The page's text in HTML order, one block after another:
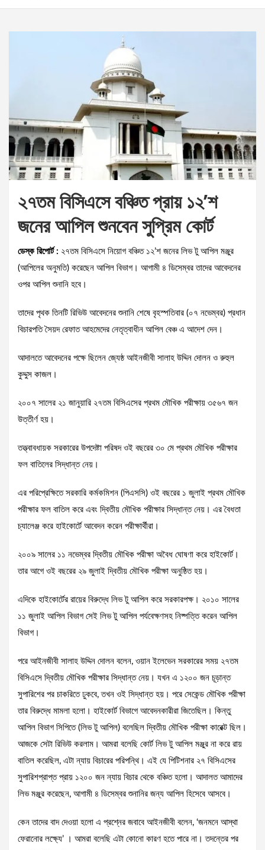
২৭তম বিসিএসে বঞ্চিত প্রায় ১২’শ
জনের আপিল শুনবেন সুপ্রিম কোর্ট
ডেস্ক রিপোর্ট : ২৭তম বিসিএসে নিয়োগ বঞ্চিত ১২’শ জনের লিভ টু আপিল মঞ্জুর
(আপিলের অনুমতি) করেছেন আপিল বিভাগ। আগামী ৪ ডিসেম্বর তাদের আবেদনের
ওপর আপিল শুনানি হবে।
তাদের পৃথক তিনটি রিভিউ আবেদনের শুনানি শেষে বৃহস্পতিবার (০৭ নভেম্বর) প্রধান
বিচারপতি সৈয়দ রেফাত আহমেদের নেতৃত্বাধীন আপিল বেঞ্চ এ আদেশ দেন।
আদালতে আবেদনের পক্ষে ছিলেন জ্যেষ্ঠ আইনজীবী সালাহ উদ্দিন দোলন ও রুহুল
কুদ্দুস কাজল।
২০০৭ সালের ২১ জানুয়ারি ২৭তম বিসিএসের প্রথম মৌখিক পরীক্ষায় ৩৫৬৭ জন
উত্তীর্ণ হয়।
তত্ত্বাবধায়ক সরকারের উপদেষ্টা পরিষদ ওই বছরের ৩০ মে প্রথম মৌখিক পরীক্ষার
ফল বাতিলের সিদ্ধান্ত নেয়।
এর পরিপ্রেক্ষিতে সরকারি কর্মকমিশন (পিএসসি) ওই বছরের ১ জুলাই প্রথম মৌখিক
পরীক্ষার ফল বাতিল করে এবং দ্বিতীয় মৌখিক পরীক্ষার সিদ্ধান্ত নেয়। এর বৈধতা
চ্যালেঞ্জ করে হাইকোর্টে আবেদন করেন পরীক্ষার্থীরা।
২০০৯ সালের ১১ নভেম্বর দ্বিতীয় মৌখিক পরীক্ষা অবৈধ ঘোষণা করে হাইকোর্ট।
তার আগে ওই বছরের ২৯ জুলাই দ্বিতীয় মৌখিক পরীক্ষা অনুষ্ঠিত হয়।
এদিকে হাইকোর্টের রায়ের বিরুদ্ধে লিভ টু আপিল করে সরকারপক্ষ। ২০১০ সালের
১১ জুলাই আপিল বিভাগ সেই লিভ টু আপিল পর্যবেক্ষণসহ নিষ্পত্তি করেন আপিল
বিভাগ।
পরে আইনজীবী সালাহ উদ্দিন দোলন বলেন, ওয়ান ইলেভেন সরকারের সময় ২৭তম
বিসিএসে দ্বিতীয় মৌখিক পরীক্ষার সিদ্ধান্ত নেয়। যখন এ ১২০০ জন চূড়ান্ত
সুপারিশের পর চাকরিতে ঢুকবে, তখন ওই সিদ্ধান্ত হয়। পরে সেকেন্ড মৌখিক পরীক্ষা
তার বিরুদ্ধে মামলা হলো। হাইকোর্ট বিভাগে আবেদনকারীরা জিতেছিল। কিন্তু
আপিল বিভাগ সিপিতে (লিভ টু আপিল) বলেছিল দ্বিতীয় মৌখিক পরীক্ষা কারেক্ট ছিল।
আজকে সেটা রিভিউ করলাম। আমরা বলেছি কোর্ট লিভ টু আপিল মঞ্জুর না করে রায়
বাতিল করেছিল, এটা ন্যায় বিচারের পরিপন্থি। এই যে পিটিশনার ২৭ বিসিএসের
সুপারিশপ্রাপ্ত প্রায় ১২০০ জন ন্যায় বিচার থেকে বঞ্চিত হলো। আদালত আমাদের
লিভ মঞ্জুর করেছেন, আগামী ৪ ডিসেম্বর শুনানির জন্য আপিল হিসেবে আসবে।
কেন তাদের বাদ দেওয়া হলো এ প্রশ্নের জবাবে আইনজীবী বলেন, ‘জনমনে আস্থা
ফেরানোর লক্ষ্যে’ । আমরা বলেছি এটা কোনো কারণ হতে পারে না। তদন্তের পর